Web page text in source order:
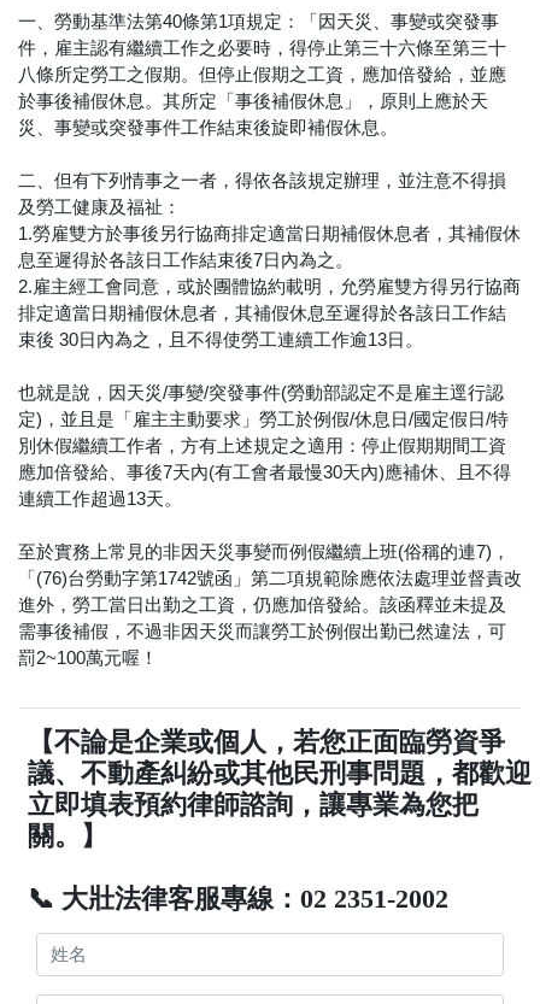
一、勞動基準法第40條第1項規定：「因天災、事變或突發事
件，雇主認有繼續工作之必要時，得停止第三十六條至第三十
八條所定勞工之假期。但停止假期之工資，應加倍發給，並應
於事後補假休息。其所定「事後補假休息」，原則上應於天
災、事變或突發事件工作結束後旋即補假休息。
二、但有下列情事之一者，得依各該規定辦理，並注意不得損
及勞工健康及福祉：
1.勞雇雙方於事後另行協商排定適當日期補假休息者，其補假休
息至遲得於各該日工作結束後7日內為之。
2.雇主經工會同意，或於團體協約載明，允勞雇雙方得另行協商
排定適當日期補假休息者，其補假休息至遲得於各該日工作結
束後 30日內為之，且不得使勞工連續工作逾13日。
也就是說，因天災/事變/突發事件(勞動部認定不是雇主逕行認
定)，並且是「雇主主動要求」勞工於例假/休息日/國定假日/特
別休假繼續工作者，方有上述規定之適用：停止假期期間工資
應加倍發給、事後7天內(有工會者最慢30天內)應補休、且不得
連續工作超過13天。
至於實務上常見的非因天災事變而例假繼續上班(俗稱的連7)，
「(76)台勞動字第1742號函」第二項規範除應依法處理並督責改
進外，勞工當日出勤之工資，仍應加倍發給。該函釋並未提及
需事後補假，不過非因天災而讓勞工於例假出勤已然違法，可
罰2~100萬元喔！
【不論是企業或個人，若您正面臨勞資爭
議、不動產糾紛或其他民刑事問題，都歡迎
立即填表預約律師諮詢，讓專業為您把
關。】
📞 大壯法律客服專線：02 2351-2002